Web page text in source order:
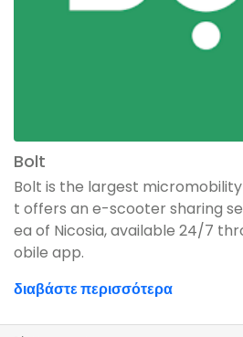
Bolt
Bolt is the largest
t offers an e-scooter sharing
ea of Nicosia, available 24/7
obile app.
διαβάστε περισσότερα